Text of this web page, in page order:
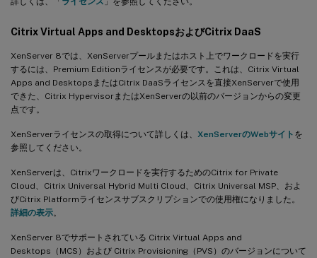
Citrix Virtual Apps and DesktopsおよびCitrix DaaS
XenServer 8では、XenServerプールまたはホスト上でワークロードを実行
するには、Premium Editionライセンスが必要です。これは、Citrix Virtual
Apps and DesktopsまたはCitrix DaaSライセンスを直接XenServerで使用
できた、Citrix HypervisorまたはXenServerの以前のバージョンからの変更
点です。
XenServerライセンスの取得について詳しくは、 XenServerのWebサイト を
参照してください。
XenServerは、Citrixワークロードを実行するためのCitrix for Private
Cloud、Citrix Universal Hybrid Multi Cloud、Citrix Universal MSP、およ
びCitrix Platformライセンスサブスクリプションでの使用権になりました。
詳細の表示。
XenServer 8でサポートされている Citrix Virtual Apps and
Desktops（MCS）および Citrix Provisioning（PVS）のバージョンについて